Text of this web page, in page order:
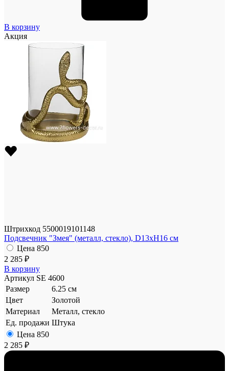
В корзину
Акция
Штрихкод 5500019101148
Подсвечник "Змея" (металл, стекло), D13хH16 см
Цена 850
2 285 ₽
В корзину
Артикул SE 4600
Размер
6.25 см
Цвет
Золотой
Материал
Металл, стекло
Ед. продажи Штука
Цена 850
2 285 ₽